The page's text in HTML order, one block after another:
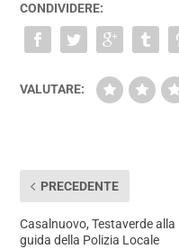
CONDIVIDERE:
VALUTARE:
PRECEDENTE
Casalnuovo, Testaverde alla
guida della Polizia Locale